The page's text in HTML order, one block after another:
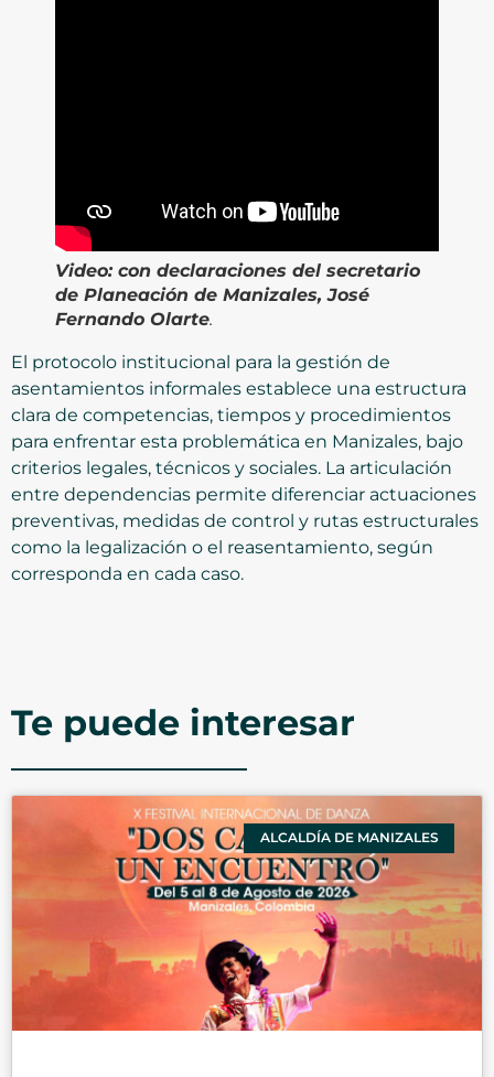
Video:con declaraciones del secretario
de Planeación de Manizales, José
Fernando Olarte.
El protocolo institucional para la gestión de
asentamientos informales establece una estructura
clara de competencias, tiempos y procedimientos
para enfrentar esta problemática en Manizales, bajo
criterios legales, técnicos y sociales. La articulación
entre dependencias permite diferenciar actuaciones
preventivas, medidas de control y rutas estructurales
como la legalización o el reasentamiento, según
corresponda en cada caso.
Te puede interesar
ALCALDÍA DE MANIZALES